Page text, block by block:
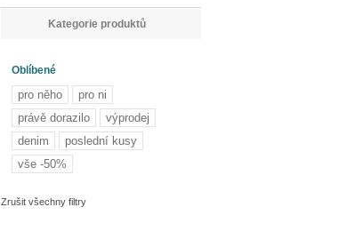
Kategorie produktů
Oblíbené
pro něho
pro ni
právě dorazilo
výprodej
denim
poslední kusy
vše -50%
Zrušit všechny filtry